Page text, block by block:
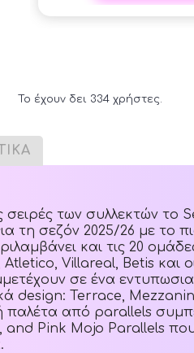
Το έχουν δει 334 χρήστες.
των συλλεκτών το
τη σεζόν 2025/26 με το
και τις 20
Villareal, Betis και
σε ένα
design: Terrace,
παλέτα από parallels
Pink Mojo Parallels που